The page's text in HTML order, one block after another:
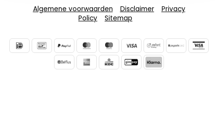
Algemene voorwaarden Disclaimer
Privacy
Policy
Sitemap